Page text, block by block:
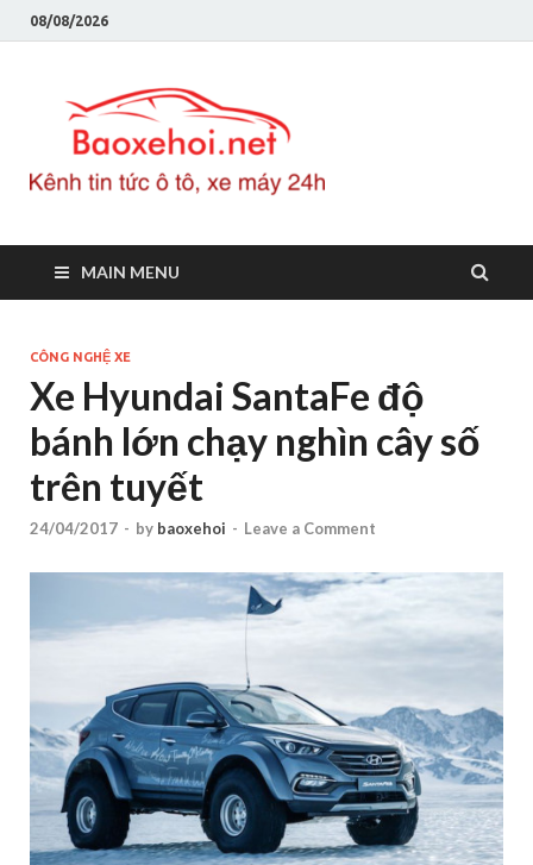
08/08/2026
MAIN MENU
CÔNG NGHỆ XE
Xe Hyundai SantaFe độ
bánh lớn chạy nghìn cây số
trên tuyết
24/04/2017 - by baoxehoi - Leave a Comment